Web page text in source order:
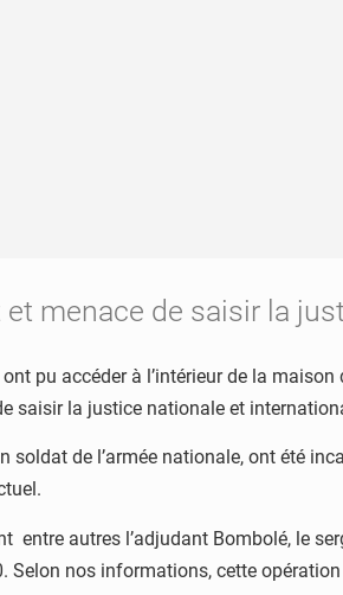
menace de saisir la
pu accéder à l’intérieur de la
saisir la justice nationale et
soldat de l’armée nationale, ont été
entre autres l’adjudant Bombolé, le
nos informations, cette